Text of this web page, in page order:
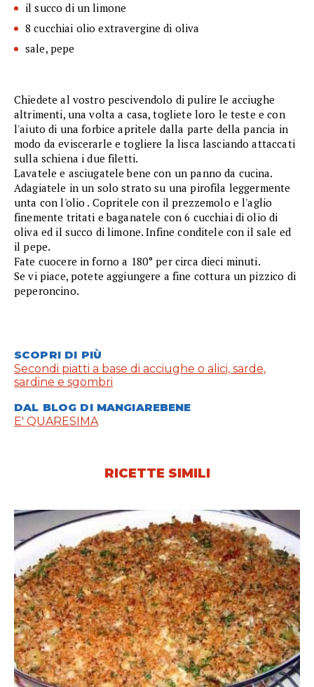
il succo di un limone
8 cucchiai olio extravergine di oliva
sale, pepe
Chiedete al vostro pescivendolo di pulire le acciughe
altrimenti, una volta a casa, togliete loro le teste e con
l'aiuto di una forbice apritele dalla parte della pancia in
modo da eviscerarle e togliere la lisca lasciando attaccati
sulla schiena i due filetti.
Lavatele e asciugatele bene con un panno da cucina.
Adagiatele in un solo strato su una pirofila leggermente
unta con l'olio . Copritele con il prezzemolo e l'aglio
finemente tritati e baganatele con 6 cucchiai di olio di
oliva ed il succo di limone. Infine conditele con il sale ed
il pepe.
Fate cuocere in forno a 180° per circa dieci minuti.
Se vi piace, potete aggiungere a fine cottura un pizzico di
peperoncino.
SCOPRI DI PIÙ
Secondi piatti a base di acciughe o alici, sarde,
sardine e sgombri
DAL BLOG DI MANGIAREBENE
E' QUARESIMA
RICETTE SIMILI